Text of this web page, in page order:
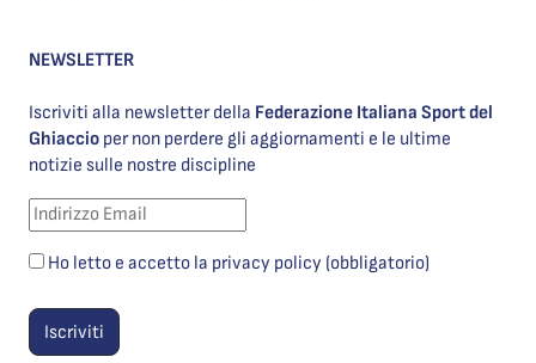
NEWSLETTER
Iscriviti alla newsletter della Federazione Italiana Sport del
Ghiaccio per non perdere gli aggiornamenti e le ultime
notizie sulle nostre discipline
Ho letto e accetto la privacy policy (obbligatorio)